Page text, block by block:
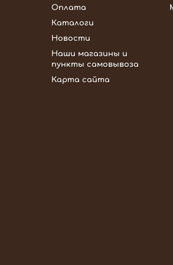
Оплата
Каталоги
Новости
Наши магазины и
пункты самовывоза
Карта сайта